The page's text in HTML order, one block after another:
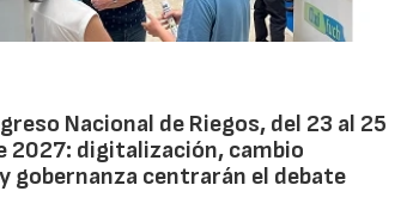
Nacional de Riegos, del 23 al 25
2027: digitalización, cambio
gobernanza centrarán el debate